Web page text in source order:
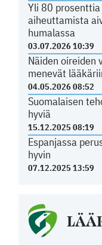
Yli 80
aiheuttamista
humalassa
03.07.2026 10:39
Näiden oireiden
menevät
04.05.2026 08:52
Suomalaisen
hyviä
15.12.2025 08:19
Espanjassa
hyvin
07.12.2025 13:59